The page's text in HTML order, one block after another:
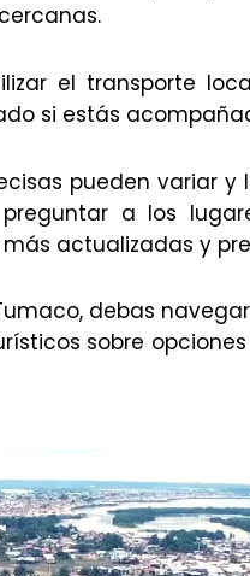
el transporte
si estás
pueden variar
a los
actualizadas y
debas
sobre